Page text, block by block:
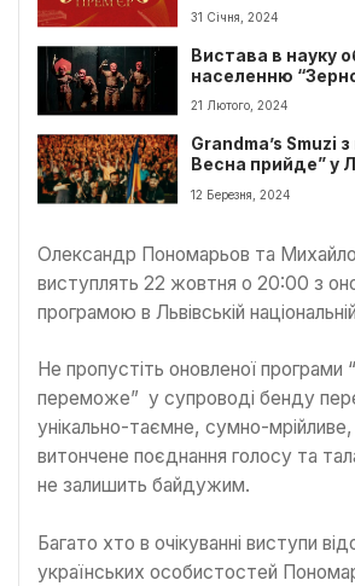
сучасної
31 Січня, 2024
Вистава в науку
населенню
Львові
21 Лютого, 2024
Grandma’s Smuzi
12 Березня, 2024
Олександр Пономарьов та
виступлять 22 жовтня о 20:00 з
програмою в Львівській
Не пропустіть оновленої програми
переможе” у супроводі бенду
унікально-таємне, сумно-
витончене поєднання голосу та
не залишить байдужим.
Багато хто в очікуванні виступи
українських особистостей